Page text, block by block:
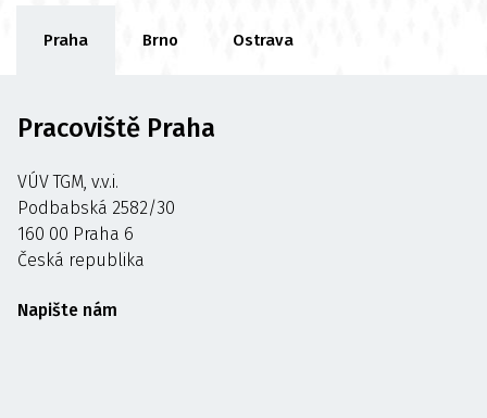
Praha Brno Ostrava
Pracoviště Praha
VÚV TGM, v.v.i.
Podbabská 2582/30
160 00 Praha 6
Česká republika
Napište nám